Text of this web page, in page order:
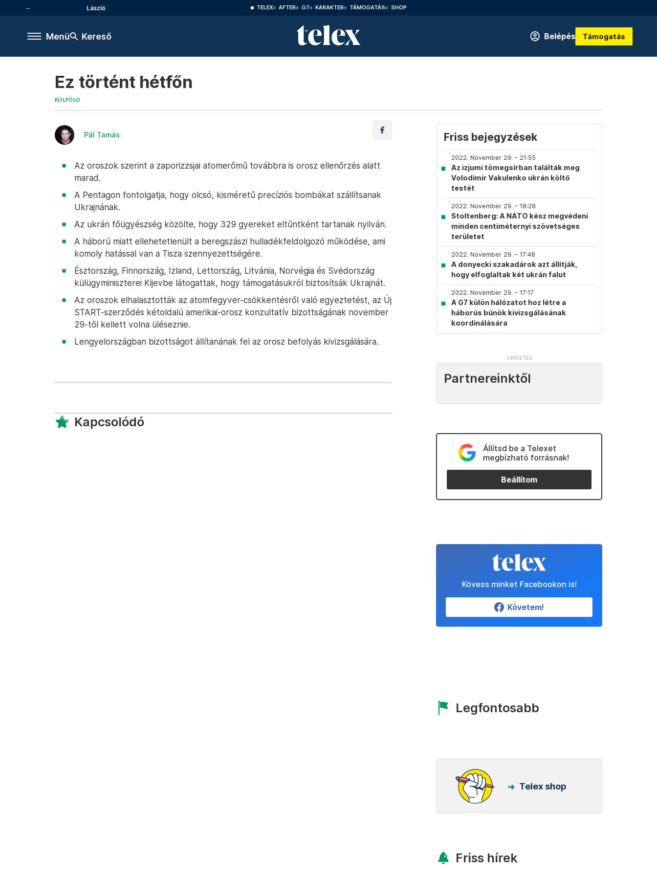
László TELEX AFTER G7 KARAKTER TÁMOGATÁS SHOP
Menü Kereső Belépés Támogatás
Ez történt hétfőn
KÜLFÖLD
Pál Tamás
Az oroszok szerint a zaporizzsjai atomerőmű továbbra is orosz ellenőrzés alatt
marad.
A Pentagon fontolgatja, hogy olcsó, kisméretű precíziós bombákat szállítsanak
Ukrajnának.
Az ukrán főügyészség közölte, hogy 329 gyereket eltűntként tartanak nyilván.
A háború miatt ellehetetlenült a beregszászi hulladékfeldolgozó működése, ami
komoly hatással van a Tisza szennyezettségére.
Észtország, Finnország, Izland, Lettország, Litvánia, Norvégia és Svédország
külügyminiszterei Kijevbe látogattak, hogy támogatásukról biztosítsák Ukrajnát.
Az oroszok elhalasztották az atomfegyver-csökkentésről való egyeztetést, az Új
START-szerződés kétoldalú amerikai-orosz konzultatív bizottságának november
29-től kellett volna üléseznie.
Lengyelországban bizottságot állítanának fel az orosz befolyás kivizsgálására.
Kapcsolódó
Friss bejegyzések
2022. November 29. – 21:55
Az izjumi tömegsírban találták meg
Volodimir Vakulenko ukrán költő
testét
2022. November 29. – 18:28
Stoltenberg: A NATO kész megvédeni
minden centiméternyi szövetséges
területet
2022. November 29. – 17:48
A donyecki szakadárok azt állítják,
hogy elfoglaltak két ukrán falut
2022. November 29. – 17:17
A G7 külön hálózatot hoz létre a
háborús bűnök kivizsgálásának
koordinálására
Partnereinktől
Állítsd be a Telexet
megbízható forrásnak!
Beállítom
Kövess minket Facebookon is!
Követem!
Legfontosabb
Telex shop
Friss hírek